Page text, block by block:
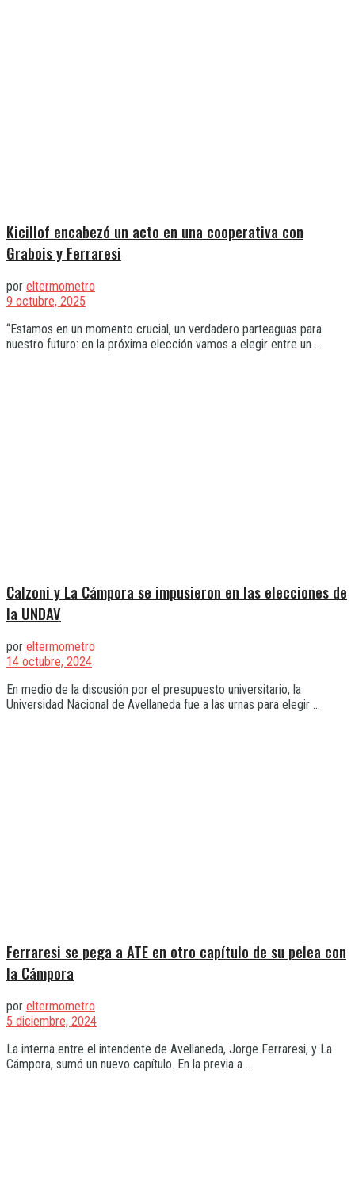
Kicillof encabezó un acto en una cooperativa con
Grabois y Ferraresi
por eltermometro
9 octubre, 2025
“Estamos en un momento crucial, un verdadero parteaguas para
nuestro futuro: en la próxima elección vamos a elegir entre un ...
Calzoni y La Cámpora se impusieron en las elecciones de
la UNDAV
por eltermometro
14 octubre, 2024
En medio de la discusión por el presupuesto universitario, la
Universidad Nacional de Avellaneda fue a las urnas para elegir ...
Ferraresi se pega a ATE en otro capítulo de su pelea con
la Cámpora
por eltermometro
5 diciembre, 2024
La interna entre el intendente de Avellaneda, Jorge Ferraresi, y La
Cámpora, sumó un nuevo capítulo. En la previa a ...